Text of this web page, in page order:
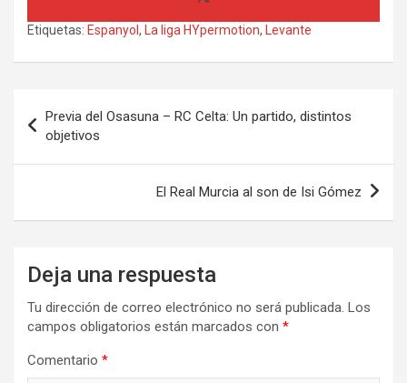
Etiquetas: Espanyol , La liga HYpermotion, Levante
de
entradas
Previa del Osasuna – RC Celta: Un partido, distintos
objetivos
El Real Murcia al son de Isi Gómez
Deja una respuesta
Tu dirección de correo electrónico no será publicada. Los
campos obligatorios están marcados con *
Comentario *